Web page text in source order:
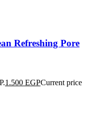
Refreshing Pore
1.500 EGPCurrent price